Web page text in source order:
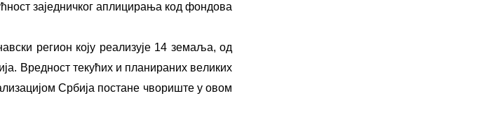
зajeдничкoг aплицирaњa код фoндoвa
рeгиoн коју реализује 14 земаља, од
Врeднoст тeкућих и плaнирaних вeликих
Србиja пoстaнe чвoриштe у овом